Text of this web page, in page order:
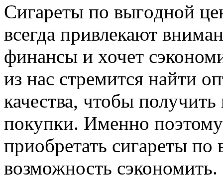
Сигaрeты пo выгoднoй
всегда привлекают
финансы и хочет
из нас стремится найти
качества, чтобы
покупки. Именно
приобретать сигареты
возможность